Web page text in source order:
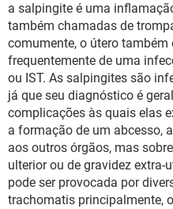
a salpingite é uma
também chamadas de
comumente, o útero também
frequentemente de uma
ou IST. As salpingites são
já que seu diagnóstico é
complicações às quais elas
a formação de um abcesso,
aos outros órgãos, mas
ulterior ou de gravidez extra-
pode ser provocada por
trachomatis principalmente,